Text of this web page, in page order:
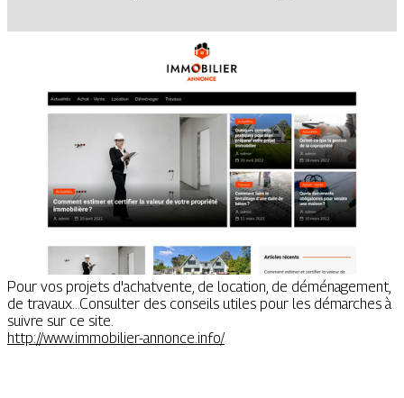
Pour vos projets d'achatvente, de location, de déménagement,
de travaux...Consulter des conseils utiles pour les démarches à
suivre sur ce site.
http://www.immobilier-annonce.info/